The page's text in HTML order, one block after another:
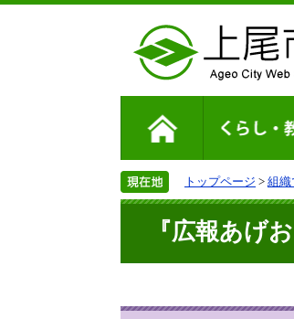
トップページ > 組織
『広報あげ